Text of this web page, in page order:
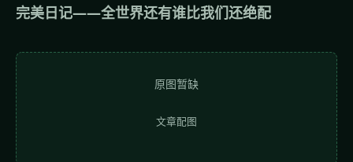
完美日记——全世界还有谁比我们还绝配
原图暂缺
文章配图